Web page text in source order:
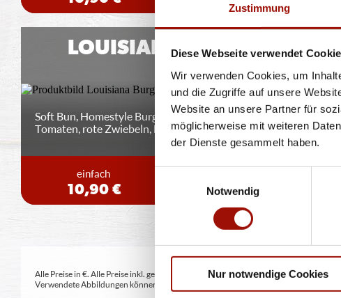
Zustimmung
Diese Webseite verwendet
Wir verwenden Cookies, um
und die Zugriffe auf unsere
Website an unsere Partner für
möglicherweise mit weiteren
der Dienste gesammelt haben.
Notwendig
Nur notwendige Cookies
LOUISIANA BURGER
Soft Bun, Homestyle Burger (125g) - 100% Rind,
Tomaten, rote Zwiebeln, Lollo Bionda...mehr
einfach
10,90 € 13,90 €
Alle Preise in €. Alle Preise inkl. gesetzl. MwSt. Alle Angaben zu Grammaturen
Verwendete Abbildungen können von den tatsächlich gelieferten Produkten